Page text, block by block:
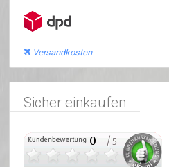
Versandkosten
Sicher einkaufen